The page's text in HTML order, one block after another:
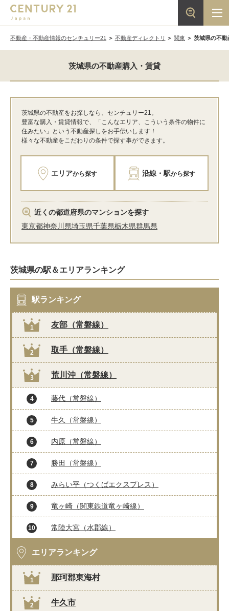
不動産・不動産情報のセンチュリー21 不動産ディレクトリ 関東 茨城県の不動
茨城県の不動産購入・賃貸
茨城県の不動産をお探しなら、センチュリー21。
豊富な購入・賃貸情報で、「こんなエリア、こういう条件の物件に
住みたい」という不動産探しをお手伝いします！
様々な不動産をこだわりの条件で探す事ができます。
エリアから探す 沿線・駅から探す
近くの都道府県のマンションを探す
東京都神奈川県埼玉県千葉県栃木県群馬県
茨城県の駅＆エリアランキング
駅ランキング
1 友部（常磐線）
2 取手（常磐線）
3 荒川沖（常磐線）
4 藤代（常磐線）
5 牛久（常磐線）
6 内原（常磐線）
7 勝田（常磐線）
8 みらい平（つくばエクスプレス）
9 竜ヶ崎（関東鉄道竜ヶ崎線）
10 常陸大宮（水郡線）
エリアランキング
1 那珂郡東海村
2 牛久市